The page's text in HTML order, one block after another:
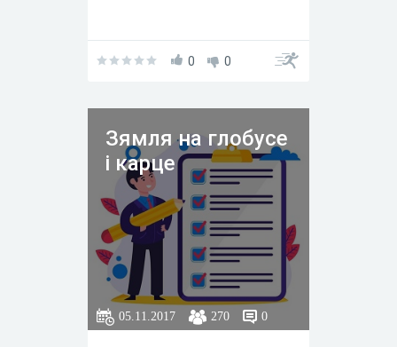
0 0
Зямля на глобусе
і карце
05.11.2017 270 0